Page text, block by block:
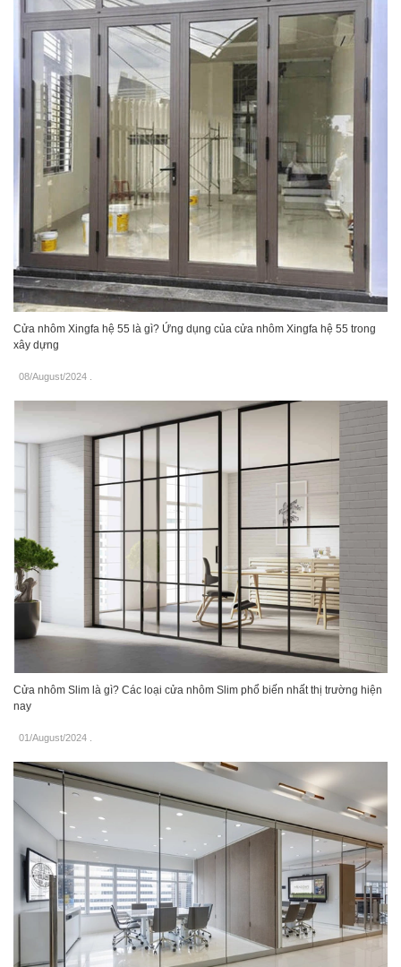
Cửa nhôm Xingfa hệ 55 là gì? Ứng dụng của cửa nhôm Xingfa hệ 55 trong
xây dựng
08/August/2024
Cửa nhôm Slim là gì? Các loại cửa nhôm Slim phổ biến nhất thị trường hiện
nay
01/August/2024